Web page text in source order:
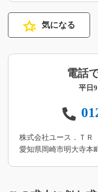
気になる
電話
平日
株式会社ユース．ＴＲ
愛知県岡崎市明大寺